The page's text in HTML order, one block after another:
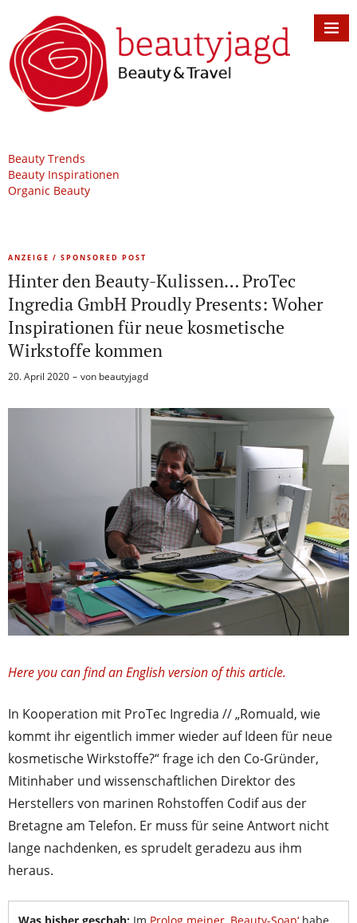
Beauty Trends
Beauty Inspirationen
Organic Beauty
ANZEIGE / SPONSORED POST
Hinter den Beauty-Kulissen… ProTec
Ingredia GmbH Proudly Presents: Woher
Inspirationen für neue kosmetische
Wirkstoffe kommen
20. April 2020 von beautyjagd
Here you can find an English version of this article.
In Kooperation mit ProTec Ingredia // „Romuald, wie
kommt ihr eigentlich immer wieder auf Ideen für neue
kosmetische Wirkstoffe?“ frage ich den Co-Gründer,
Mitinhaber und wissenschaftlichen Direktor des
Herstellers von marinen Rohstoffen Codif aus der
Bretagne am Telefon. Er muss für seine Antwort nicht
lange nachdenken, es sprudelt geradezu aus ihm
heraus.